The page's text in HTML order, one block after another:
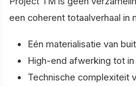
een coherent totaalverhaal in
Eén materialisatie van
High-end afwerking tot
Technische complexiteit